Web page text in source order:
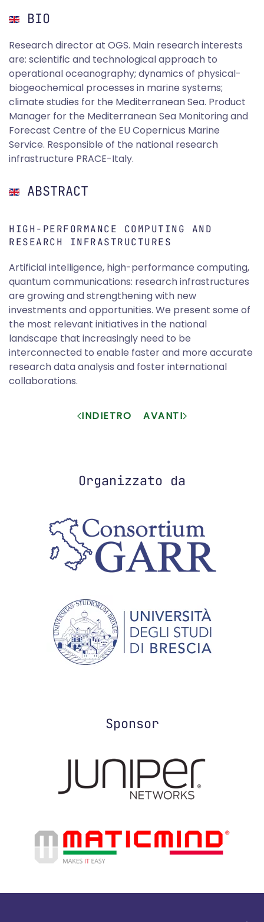
BIO
Research director at OGS. Main research interests
are: scientific and technological approach to
operational oceanography; dynamics of physical-
biogeochemical processes in marine systems;
climate studies for the Mediterranean Sea. Product
Manager for the Mediterranean Sea Monitoring and
Forecast Centre of the EU Copernicus Marine
Service. Responsible of the national research
infrastructure PRACE-Italy.
ABSTRACT
HIGH-PERFORMANCE COMPUTING AND
RESEARCH INFRASTRUCTURES
Artificial intelligence, high-performance computing,
quantum communications: research infrastructures
are growing and strengthening with new
investments and opportunities. We present some of
the most relevant initiatives in the national
landscape that increasingly need to be
interconnected to enable faster and more accurate
research data analysis and foster international
collaborations.
INDIETRO AVANTI
Organizzato da
Sponsor